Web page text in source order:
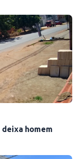
homem